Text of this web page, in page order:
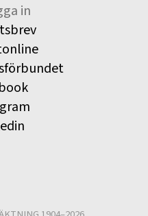
in